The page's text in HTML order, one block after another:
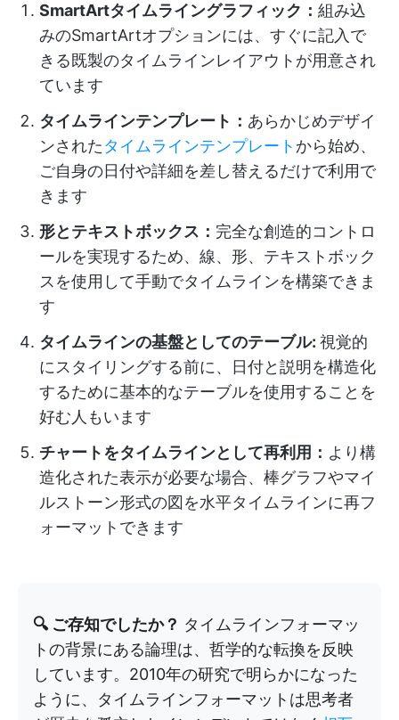
SmartArtタイムライングラフィック： 組み込
みのSmartArtオプションには、すぐに記入で
きる既製のタイムラインレイアウトが用意され
ています
タイムラインテンプレート： あらかじめデザイ
ンされたタイムラインテンプレート から始め、
ご自身の日付や詳細を差し替えるだけで利用で
きます
形とテキストボックス： 完全な創造的コントロ
ールを実現するため、線、形、テキストボック
スを使用して手動でタイムラインを構築できま
す
タイムラインの基盤としてのテーブル: 視覚的
にスタイリングする前に、日付と説明を構造化
するために基本的なテーブルを使用することを
好む人もいます
チャートをタイムラインとして再利用： より構
造化された表示が必要な場合、棒グラフやマイ
ルストーン形式の図を水平タイムラインに再フ
ォーマットできます
🔍 ご存知でしたか？ タイムラインフォーマッ
トの背景にある論理は、哲学的な転換を反映
しています。2010年の研究で明らかになった
ように、タイムラインフォーマットは思考者